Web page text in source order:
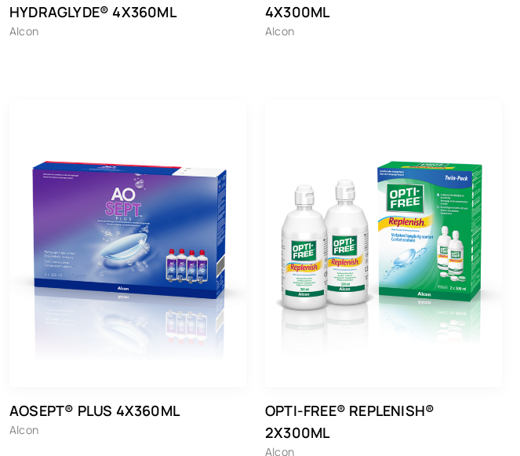
HYDRAGLYDE® 4X360ML
Alcon
4X300ML
Alcon
AOSEPT® PLUS 4X360ML
Alcon
OPTI-FREE® REPLENISH®
2X300ML
Alcon